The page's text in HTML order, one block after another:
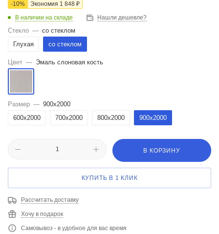
-10% Экономия 1 848 ₽
В наличии на складе
Нашли дешевле?
Стекло — со стеклом
Глухая
со стеклом
Цвет — Эмаль слоновая кость
Размер — 900x2000
600x2000
700x2000 800x2000 900x2000
В КОРЗИНУ
КУПИТЬ В 1 КЛИК
Рассчитать доставку
Хочу в подарок
Самовывоз - в удобное для вас время